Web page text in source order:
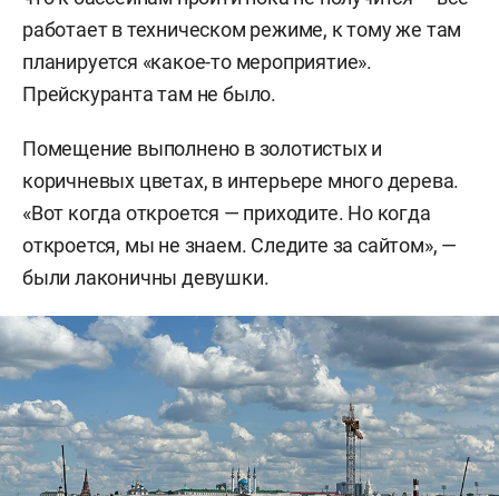
работает в техническом режиме, к тому же там
планируется «какое-то мероприятие».
Прейскуранта там не было.
Помещение выполнено в золотистых и
коричневых цветах, в интерьере много дерева.
«Вот когда откроется — приходите. Но когда
откроется, мы не знаем. Следите за сайтом», —
были лаконичны девушки.